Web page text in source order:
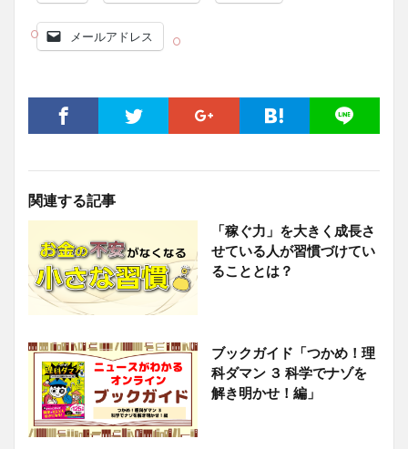
メールアドレス
関連する記事
「稼ぐ力」を大きく成長さ
せている人が習慣づけてい
ることとは？
ブックガイド「つかめ！理
科ダマン ３ 科学でナゾを
解き明かせ！編」